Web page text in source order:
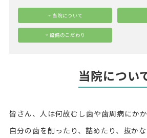
当院について
設備のこだわり
当院につい
皆さん、人は何故むし歯や歯周病にか
自分の歯を削ったり、詰めたり、抜か